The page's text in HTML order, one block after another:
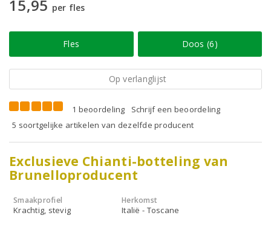
15,95 per fles
Fles Doos (6)
Op verlanglijst
1 beoordeling
Schrijf een beoordeling
5 soortgelijke artikelen van dezelfde producent
Exclusieve Chianti-botteling van
Brunelloproducent
Smaakprofiel
Krachtig, stevig
Herkomst
Italië - Toscane